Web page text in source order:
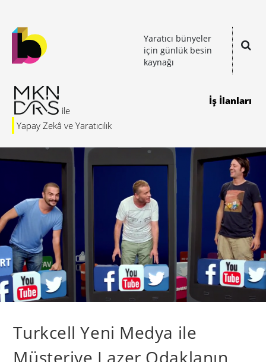
Yaratıcı bünyeler
için günlük besin
kaynağı
Yapay Zekâ ve Yaratıcılık
İş İlanları
Turkcell Yeni Medya ile
Müşteriye Lazer Odaklanın